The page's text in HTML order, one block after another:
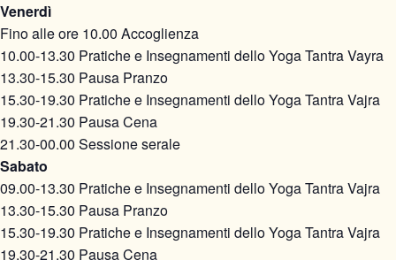
Venerdì
Fino alle ore 10.00 Accoglienza
10.00-13.30 Pratiche e Insegnamenti dello Yoga Tantra Vayra
13.30-15.30 Pausa Pranzo
15.30-19.30 Pratiche e Insegnamenti dello Yoga Tantra Vajra
19.30-21.30 Pausa Cena
21.30-00.00 Sessione serale
Sabato
09.00-13.30 Pratiche e Insegnamenti dello Yoga Tantra Vajra
13.30-15.30 Pausa Pranzo
15.30-19.30 Pratiche e Insegnamenti dello Yoga Tantra Vajra
19.30-21.30 Pausa Cena